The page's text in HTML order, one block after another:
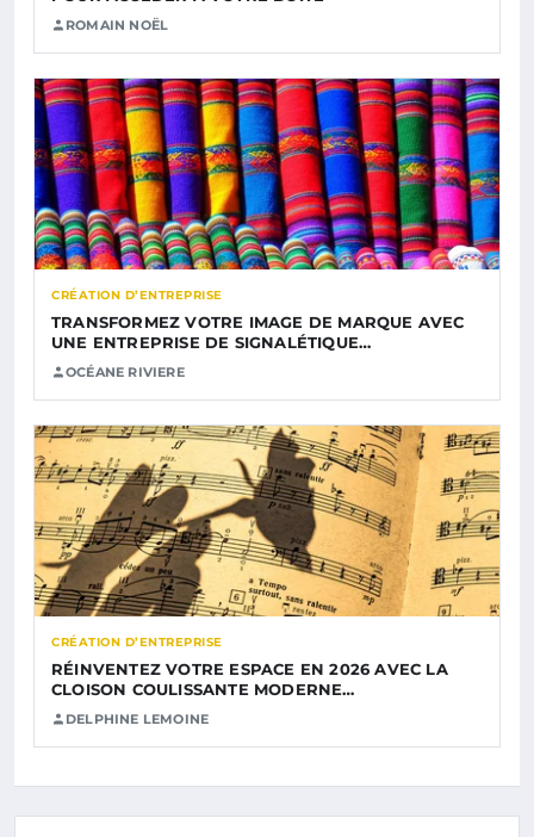
ROMAIN NOËL
CRÉATION D’ENTREPRISE
TRANSFORMEZ VOTRE IMAGE DE MARQUE AVEC
UNE ENTREPRISE DE SIGNALÉTIQUE…
OCÉANE RIVIERE
CRÉATION D’ENTREPRISE
RÉINVENTEZ VOTRE ESPACE EN 2026 AVEC LA
CLOISON COULISSANTE MODERNE…
DELPHINE LEMOINE